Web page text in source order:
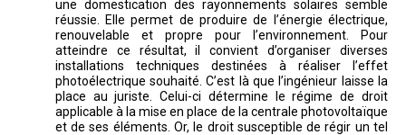
une domestication des rayonnements solaires semble
réussie. Elle permet de produire de l’énergie électrique,
renouvelable et propre pour l’environnement. Pour
atteindre ce résultat, il convient d’organiser diverses
installations techniques destinées à réaliser l’effet
photoélectrique souhaité. C’est là que l’ingénieur laisse la
place au juriste. Celui-ci détermine le régime de droit
applicable à la mise en place de la centrale photovoltaïque
et de ses éléments. Or, le droit susceptible de régir un tel